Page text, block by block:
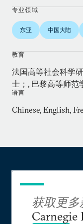
的教授，并在法
心。1995年，他
事会的欧洲委员
专业领域
东亚 中国大陆
教育
法国高等社会科学
士；, 巴黎高等师范
语言
Chinese, English,
获取更
Carnegie